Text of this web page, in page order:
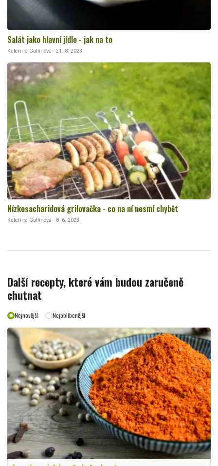
Salát jako hlavní jídlo - jak na to
Kateřina Gallinová · 21. 8. 2023
Nízkosacharidová grilovačka - co na ní nesmí chybět
Kateřina Gallinová · 8. 6. 2023
Další recepty, které vám budou zaručeně
chutnat
Nejnovější Nejoblíbenější